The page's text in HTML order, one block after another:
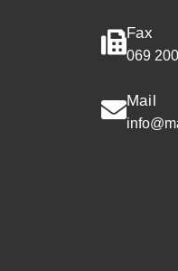
Fax
069
Mail